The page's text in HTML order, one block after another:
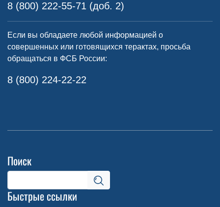
8 (800) 222-55-71 (доб. 2)
Если вы обладаете любой информацией о
совершенных или готовящихся терактах, просьба
обращаться в ФСБ России:
8 (800) 224-22-22
Поиск
Быстрые ссылки